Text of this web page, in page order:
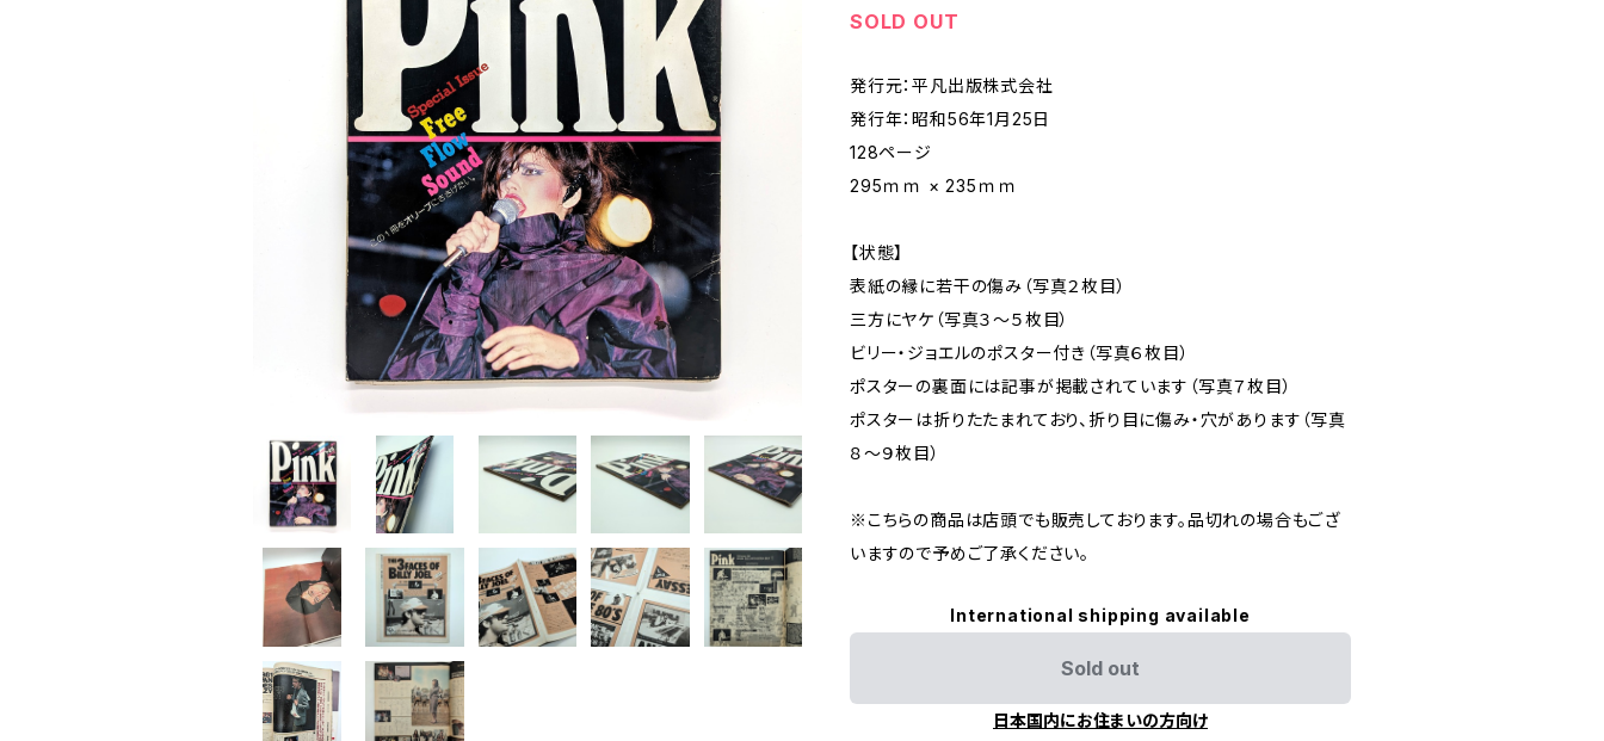
SOLD OUT
発行元：平凡出版株式会社
発行年：昭和56年1月25日
128ページ
295ｍｍ × 235ｍｍ
【状態】
表紙の縁に若干の傷み（写真２枚目）
三方にヤケ（写真３～５枚目）
ビリー・ジョエルのポスター付き（写真６枚目）
ポスターの裏面には記事が掲載されています（写真７枚目）
ポスターは折りたたまれており、折り目に傷み・穴があります（写真
８～９枚目）
※こちらの商品は店頭でも販売しております。品切れの場合もござ
いますので予めご了承ください。
International shipping available
Sold out
日本国内にお住まいの方向け